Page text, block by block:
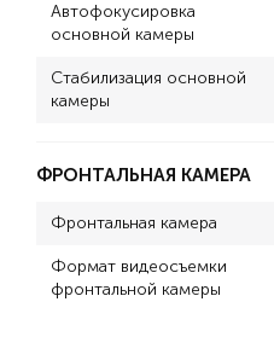
Автофокусировка
основной камеры
Стабилизация основной
камеры
ФРОНТАЛЬНАЯ КАМЕРА
Фронтальная камера
Формат видеосъемки
фронтальной камеры